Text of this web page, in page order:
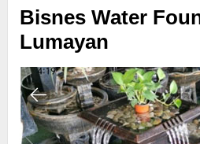
Bisnes Water
Lumayan